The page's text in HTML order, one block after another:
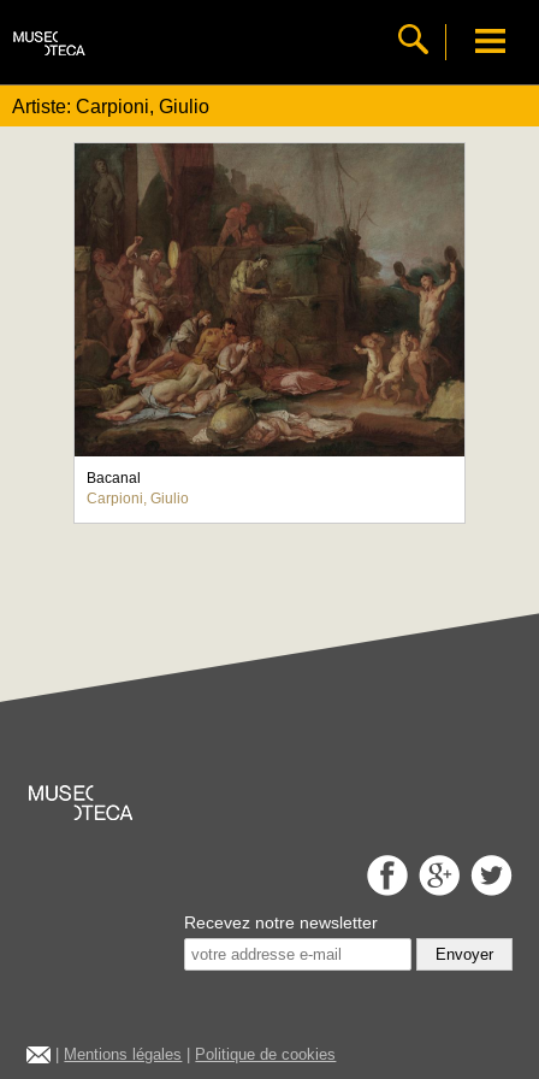
Artiste: Carpioni, Giulio
Bacanal
Carpioni, Giulio
Recevez notre newsletter
Envoyer
Mentions légales Politique de cookies